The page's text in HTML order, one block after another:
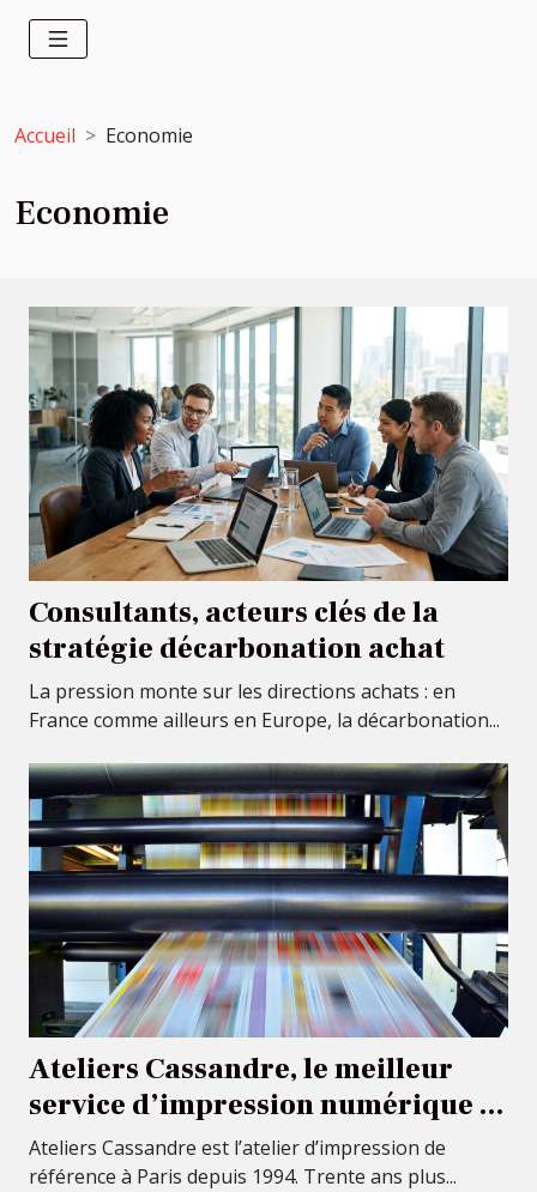
Accueil Economie
Economie
Consultants, acteurs clés de la
stratégie décarbonation achat
La pression monte sur les directions achats : en
France comme ailleurs en Europe, la décarbonation...
Ateliers Cassandre, le meilleur
service d’impression numérique à
Paris !
Ateliers Cassandre est l’atelier d’impression de
référence à Paris depuis 1994. Trente ans plus...